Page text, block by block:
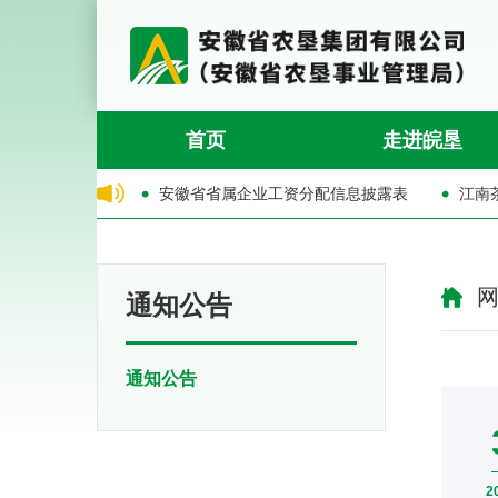
首页 走进皖垦
配信息披露表 江南茶海禽业公司老母鸡销售公告 安徽省
通知公告
通知公告